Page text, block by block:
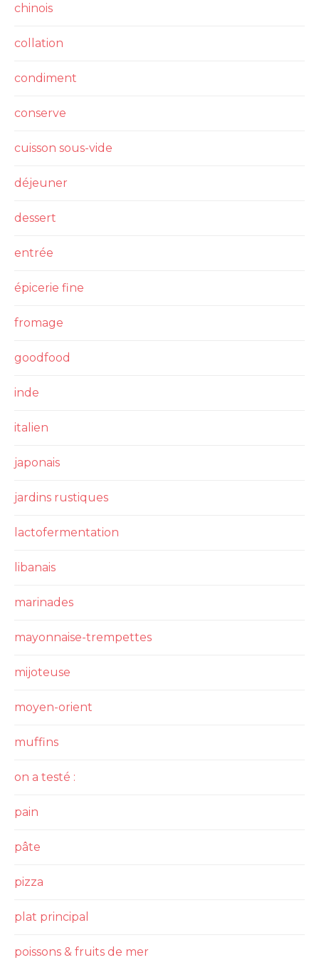
chinois
collation
condiment
conserve
cuisson sous-vide
déjeuner
dessert
entrée
épicerie fine
fromage
goodfood
inde
italien
japonais
jardins rustiques
lactofermentation
libanais
marinades
mayonnaise-trempettes
mijoteuse
moyen-orient
muffins
on a testé :
pain
pâte
pizza
plat principal
poissons & fruits de mer